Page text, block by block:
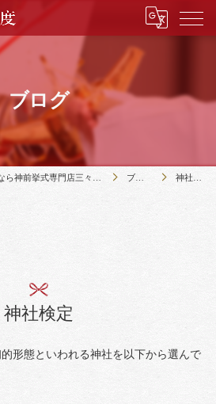
ブログ
ブログ 神社検定
神社検定
形態といわれる神社を以下から選んで